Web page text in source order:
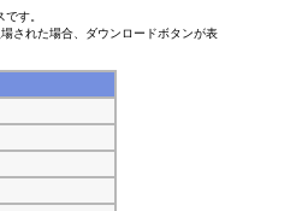
す。
された場合、ダウンロードボタンが表